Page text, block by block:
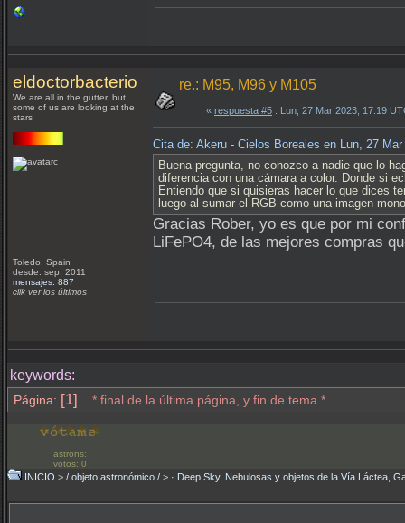
eldoctorbacterio
We are all in the gutter, but
some of us are looking at the
stars
Toledo, Spain
desde: sep, 2011
mensajes: 887
clik ver los últimos
re.: M95, M96 y M105
« respuesta #5 : Lun, 27 Mar 2023, 17:19
Cita de: Akeru - Cielos Boreales en Lun, 27
Buena pregunta, no conozco a nadie que lo
diferencia con una cámara a color. Donde si
Entiendo que si quisieras hacer lo que dices
luego al sumar el RGB como una imagen
Gracias Rober, yo es que por mi
LiFePO4, de las mejores compras
keywords:
Página: [1] * final de la última página, y fin de tema.*
astrons:
votos: 0
INICIO > / objeto astronómico / > · Deep Sky, Nebulosas y objetos de la Vía Láctea,